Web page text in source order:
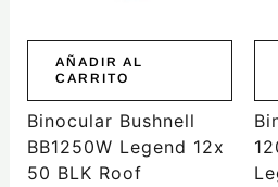
AÑADIR AL
CARRITO
Binocular Bushnell
BB1250W Legend 12x
50 BLK Roof